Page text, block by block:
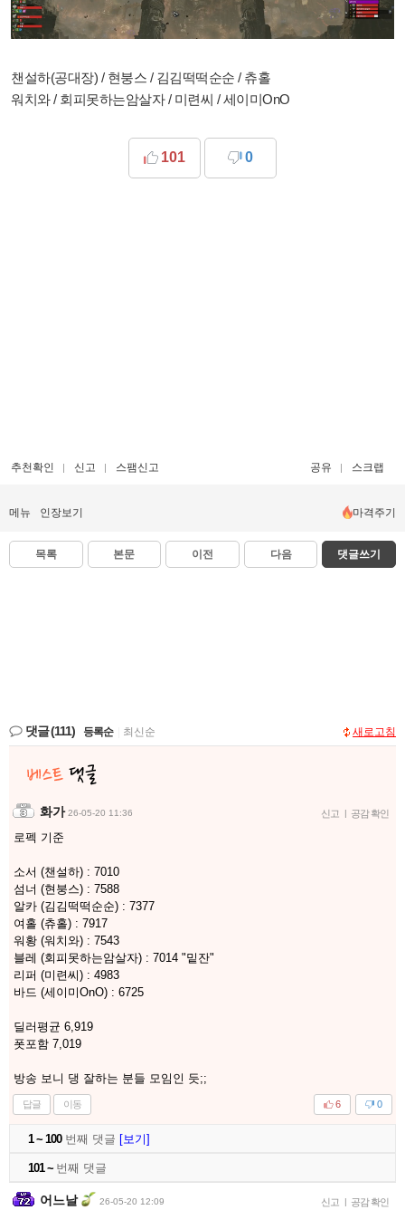
챈설하(공대장) / 현붕스 / 김김떡떡순순 / 츄홀
워치와 / 회피못하는암살자 / 미련씨 / 세이미OnO
101 0
추천확인 신고 스팸신고 공유 스크랩
메뉴 인장보기 마격주기
목록 본문 이전 다음 댓글쓰기
댓글(111) 등록순 최신순 새로고침
화가 26-05-20 11:36 신고 | 공감 확인
로펙 기준
소서 (챈설하) : 7010
섬너 (현붕스) : 7588
알카 (김김떡떡순순) : 7377
여홀 (츄홀) : 7917
워황 (워치와) : 7543
블레 (회피못하는암살자) : 7014 "밑잔"
리퍼 (미련씨) : 4983
바드 (세이미OnO) : 6725
딜러평균 6,919
폿포함 7,019
방송 보니 댕 잘하는 분들 모임인 듯;;
답글 이동 0
6
1 ~ 100번째 댓글 [보기]
101 ~ 번째 댓글
어느날 26-05-20 12:09 신고 | 공감 확인